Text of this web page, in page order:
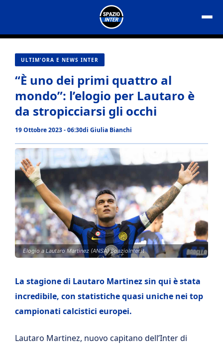
contenuto
ULTIM'ORA E NEWS INTER
“È uno dei primi quattro al
mondo”: l’elogio per Lautaro è
da stropicciarsi gli occhi
19 Ottobre 2023 - 06:30di Giulia Bianchi
Elogio a Lautaro Martinez (ANSA) SpazioInter.it
La stagione di Lautaro Martinez sin qui è stata
incredibile, con statistiche quasi uniche nei top
campionati calcistici europei.
Lautaro Martinez, nuovo capitano dell’Inter di